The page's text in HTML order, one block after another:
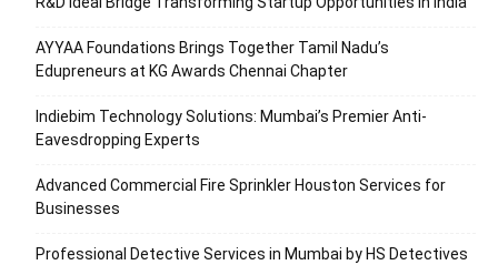
AYYAA Foundations Brings Together Tamil Nadu’s
Edupreneurs at KG Awards Chennai Chapter
Indiebim Technology Solutions: Mumbai’s Premier Anti-
Eavesdropping Experts
Advanced Commercial Fire Sprinkler Houston Services for
Businesses
Professional Detective Services in Mumbai by HS Detectives